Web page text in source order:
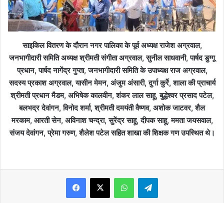
साइकिल वितरण के दौरान नगर पालिका के पूर्व अध्यक्ष राजेश अग्रवाल,
जनभागीदारी समिति अध्यक्ष श्रीमती संगीता अग्रवाल, सुनील साधवानी, पार्षद डुग्गू
प्रधान, पार्षद नागेंद्र गुप्ता, जनभागीदारी समिति के उपाध्यक्ष राज अग्रवाल,
सदस्य प्रकाश अग्रवाल, यासीन मेमन, अंजुम अंसारी, दुर्गा कुर्रे, शाला की प्राचार्य
श्रीमती प्रधान मैडम, अभिषेक कालवीन, शंकर लाल साहू, बुद्धेश्वर प्रसाद पटेल,
बलभद्र देवांगन, विनोद शर्मा, श्रीमती दमयंती वैष्णव, अशोक जाटवर, शैल
मरकाम, आरती सेन, अविनाश चन्द्रा, सुरेंद्र साहू, दीपक साहू, ममता जयसवाल,
संजय देवांगन, प्रेमा गरुण, शैलेश पटेल सहित शाखा की शिक्षक गण उपस्थित थे।
WhatsAppTelegram